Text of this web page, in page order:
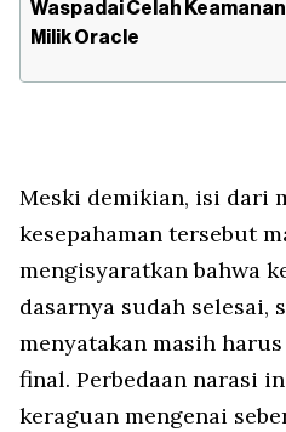
Waspadai Celah
Milik Oracle
Meski demikian, isi dari
kesepahaman tersebut
mengisyaratkan bahwa
dasarnya sudah selesai,
menyatakan masih
final. Perbedaan narasi
keraguan mengenai